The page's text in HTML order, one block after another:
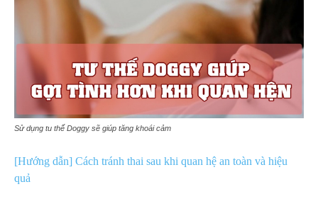
Sử dụng tu thế Doggy sẽ giúp tăng khoái cảm
[Hướng dẫn] Cách tránh thai sau khi quan hệ an toàn và hiệu
quả